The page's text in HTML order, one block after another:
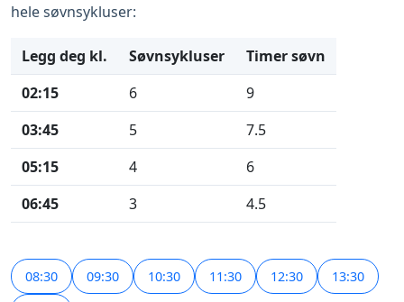
hele søvnsykluser:
Legg deg kl. Søvnsykluser
Timer søvn
02:15
6
9
03:45
5
7.5
05:15
4
6
06:45
3 4.5
08:30 09:30 10:30 11:30 12:30 13:30